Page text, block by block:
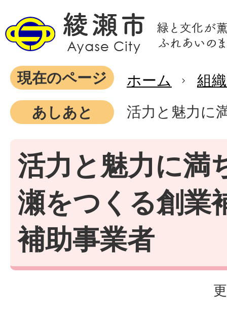
現在のページ ホーム
組
あしあと
活力と魅力に
活力と魅力に満
瀬をつくる創業
補助事業者